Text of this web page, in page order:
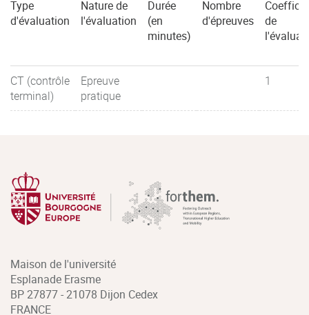
Type
d'évaluation
Nature de
l'évaluation
Durée
(en
minutes)
Nombre
d'épreuves
de
CT (contrôle
terminal)
Epreuve
pratique
1
Maison de l'université
Esplanade Erasme
BP 27877 - 21078 Dijon Cedex
FRANCE